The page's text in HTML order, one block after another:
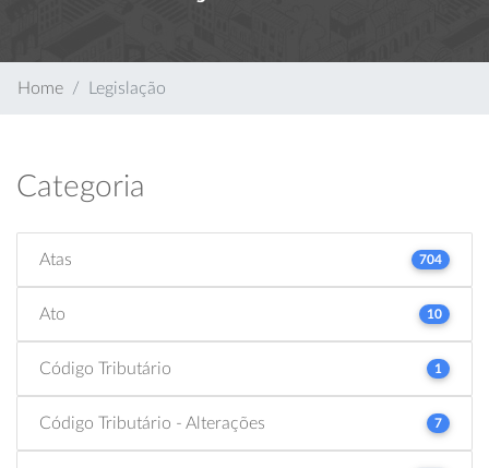
Home Legislação
Categoria
Atas 704
Ato 10
Código Tributário 1
Código Tributário - Alterações 7